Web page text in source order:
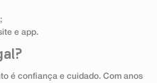
e app.
é confiança e cuidado. Com anos